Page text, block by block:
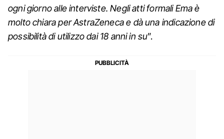
ogni giorno alle interviste. Negli atti formali Ema è
molto chiara per AstraZeneca e dà una indicazione di
possibilità di utilizzo dai 18 anni in su”.